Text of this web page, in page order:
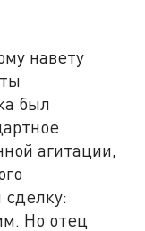
навету
был
агитации,
Но отец